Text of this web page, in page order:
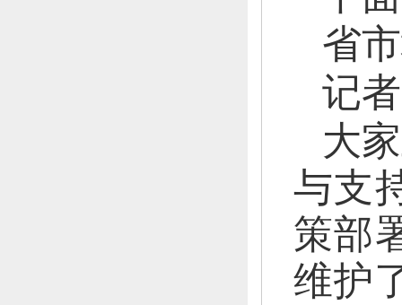
省
记
大
与支
策部
维护